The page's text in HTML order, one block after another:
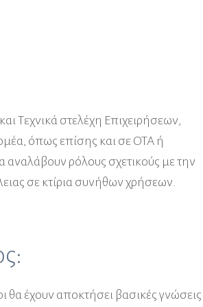
Τεχνικά στελέχη Επιχειρήσεων,
όπως επίσης και σε ΟΤΑ ή
αναλάβουν ρόλους σχετικούς με την
σε κτίρια συνήθων χρήσεων.
έχουν αποκτήσει βασικές γνώσεις